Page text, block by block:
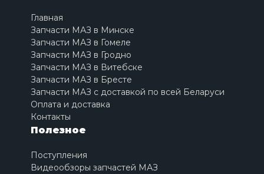
Главная
Запчасти МАЗ в Минске
Запчасти МАЗ в Гомеле
Запчасти МАЗ в Гродно
Запчасти МАЗ в Витебске
Запчасти МАЗ в Бресте
Запчасти МАЗ с доставкой по всей Беларуси
Оплата и доставка
Контакты
Полезное
Поступления
Видеообзоры запчастей МАЗ